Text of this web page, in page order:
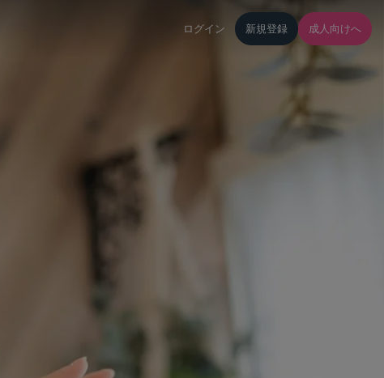
ログイン 新規登録 成人向けへ